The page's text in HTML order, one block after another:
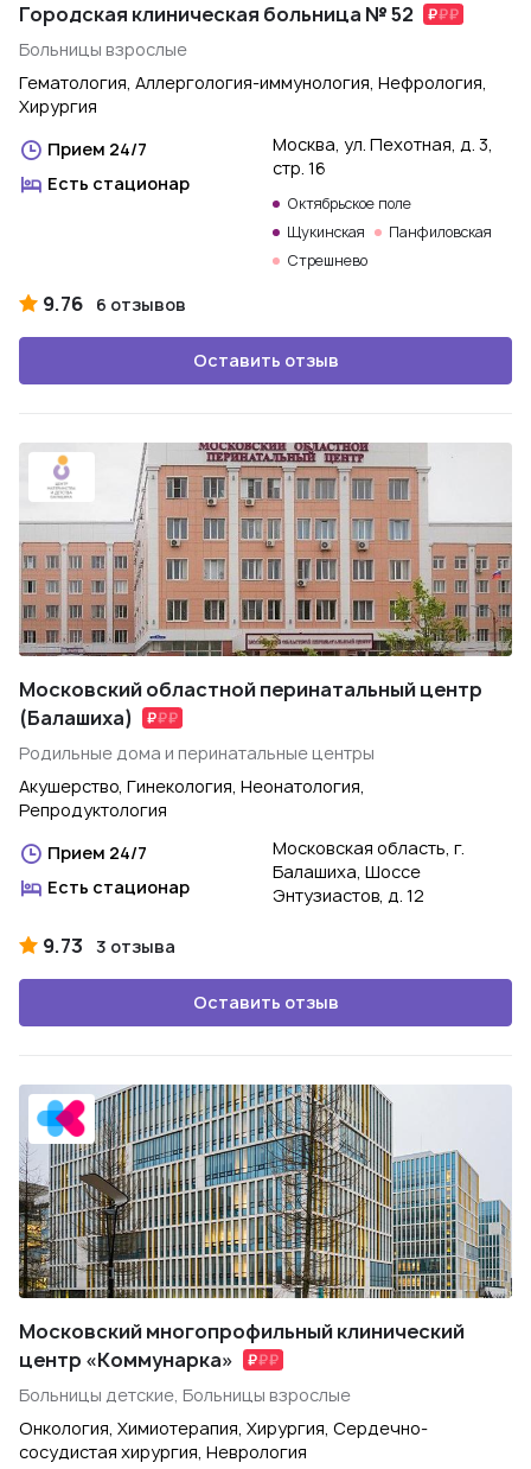
Городская клиническая больница № 52
Больницы взрослые
Гематология, Аллергология-иммунология, Нефрология,
Хирургия
Прием 24/7
Есть стационар
Москва, ул. Пехотная, д. 3,
стр. 16
Октябрьское поле
Щукинская
Панфиловская
Стрешнево
9.76 6 отзывов
Оставить отзыв
Московский областной перинатальный центр
(Балашиха)
Родильные дома и перинатальные центры
Акушерство, Гинекология, Неонатология,
Репродуктология
Прием 24/7
Есть стационар
Московская область, г.
Балашиха, Шоссе
Энтузиастов, д. 12
9.73 3 отзыва
Оставить отзыв
Московский многопрофильный клинический
центр «Коммунарка»
Больницы детские, Больницы взрослые
Онкология, Химиотерапия, Хирургия, Сердечно-
сосудистая хирургия, Неврология